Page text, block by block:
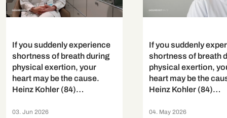
If you suddenly experience
shortness of breath during
physical exertion, your
heart may be the cause.
Heinz Kohler (84)
even short distances
03. Jun 2026
If you suddenly
shortness of breath
physical exertion,
heart may be the
Heinz Kohler (84)
even short distances
04. May 2026